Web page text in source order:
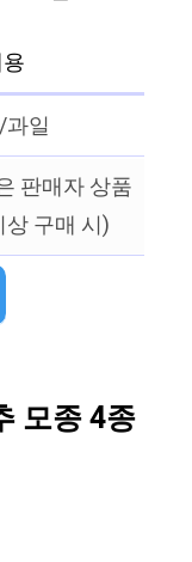
일
판매자 상품
구매 시)
모종 4종